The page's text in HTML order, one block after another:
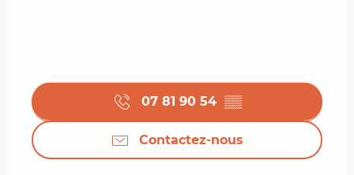
07 81 90 54 ▒▒
Contactez-nous